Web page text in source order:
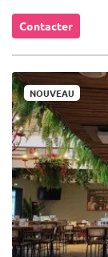
Contacter
NOUVEAU